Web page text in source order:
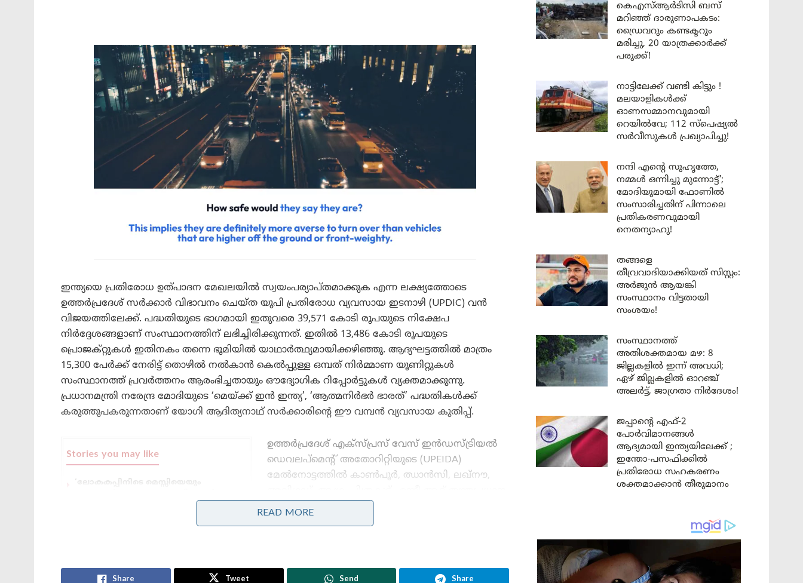
ഇന്ത്യയെ പ്രതിരോധ ഉത്പാദന മേഖലയിൽ സ്വയംപര്യാപ്തമാക്കുക എന്ന ലക്ഷ്യത്തോടെ
ഉത്തർപ്രദേശ് സർക്കാർ വിഭാവനം ചെയ്ത യുപി പ്രതിരോധ വ്യവസായ ഇടനാഴി (UPDIC) വൻ
വിജയത്തിലേക്ക്. പദ്ധതിയുടെ ഭാഗമായി ഇതുവരെ 39,571 കോടി രൂപയുടെ നിക്ഷേപ
നിർദ്ദേശങ്ങളാണ് സംസ്ഥാനത്തിന് ലഭിച്ചിരിക്കുന്നത്. ഇതിൽ 13,486 കോടി രൂപയുടെ
പ്രൊജക്റ്റുകൾ ഇതിനകം തന്നെ ഭൂമിയിൽ യാഥാർത്ഥ്യമായിക്കഴിഞ്ഞു. ആദ്യഘട്ടത്തിൽ മാത്രം
15,300 പേർക്ക് നേരിട്ട് തൊഴിൽ നൽകാൻ കെൽപ്പുള്ള ഒമ്പത് നിർമ്മാണ യൂണിറ്റുകൾ
സംസ്ഥാനത്ത് പ്രവർത്തനം ആരംഭിച്ചതായും ഔദ്യോഗിക റിപ്പോർട്ടുകൾ വ്യക്തമാക്കുന്നു.
പ്രധാനമന്ത്രി നരേന്ദ്ര മോദിയുടെ ‘മെയ്ക്ക് ഇൻ ഇന്ത്യ’, ‘ആത്മനിർഭർ ഭാരത്’ പദ്ധതികൾക്ക്
കരുത്തുപകരുന്നതാണ് യോഗി ആദിത്യനാഥ് സർക്കാരിന്റെ ഈ വമ്പൻ വ്യവസായ കുതിപ്പ്.
Stories you may like
‘ലോകകപ്പിനിടെ മെസ്സിയെയും
ഉത്തർപ്രദേശ് എക്സ്പ്രസ് വേസ് ഇൻഡസ്ട്രിയൽ
ഡെവലപ്‌മെന്റ് അതോറിറ്റിയുടെ (UPEIDA)
മേൽനോട്ടത്തിൽ കാൺപൂർ, ഝാൻസി, ലഖ്‌നൗ,
മേഖലകൾ (Nodes) കേന്ദ്രീകരിച്ചാണ് ഈ പ്രതിരോധ
ഇടനാഴി വികസിപ്പിക്കുന്നത്. പദ്ധതിക്കായി
അനുവദിച്ചുകഴിഞ്ഞു. നിലവിൽ 65 പ്രമുഖ
READ MORE
Share Tweet Send Share
കെഎസ്ആർടിസി ബസ്
മറിഞ്ഞ് ദാരുണാപകടം:
ഡ്രൈവറും കണ്ടക്ടറും
മരിച്ചു, 20 യാത്രക്കാർക്ക്
പരുക്ക്!
നാട്ടിലേക്ക് വണ്ടി കിട്ടും !
മലയാളികൾക്ക്
ഓണസമ്മാനവുമായി
റെയിൽവേ; 112 സ്പെഷ്യൽ
സർവീസുകൾ പ്രഖ്യാപിച്ചു!
നന്ദി എൻ്റെ സുഹൃത്തേ,
നമ്മൾ ഒന്നിച്ചു മുന്നോട്ട്’;
മോദിയുമായി ഫോണിൽ
സംസാരിച്ചതിന് പിന്നാലെ
പ്രതികരണവുമായി
നെതന്യാഹു!
തങ്ങളെ
തീവ്രവാദിയാക്കിയത് സിസ്റ്റം:
അർജുൻ ആയങ്കി
സംസ്ഥാനം വിട്ടതായി
സംശയം!
സംസ്ഥാനത്ത്
അതിശക്തമായ മഴ: 8
ജില്ലകളിൽ ഇന്ന് അവധി;
ഏഴ് ജില്ലകളിൽ ഓറഞ്ച്
അലർട്ട്, ജാഗ്രതാ നിർദേശം!
ജപ്പാന്റെ എഫ്-2
പോർവിമാനങ്ങൾ
ആദ്യമായി ഇന്ത്യയിലേക്ക് ;
ഇന്തോ-പസഫിക്കിൽ
പ്രതിരോധ സഹകരണം
ശക്തമാക്കാൻ തീരുമാനം